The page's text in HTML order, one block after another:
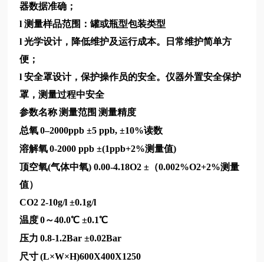
器数据准确；
l 测量样品范围：罐或瓶型包装类型
l 光学设计，降低维护及运行成本。日常维护简单方
便；
l 安全罩设计，保护操作员的安全。仪器外置安全保护
罩，测量过程中安全
参数名称测量范围 测量精度
总氧 0–2000ppb ±5 ppb, ±10%读数
溶解氧 0-2000 ppb ±(1ppb+2%测量值)
顶空氧(气体中氧) 0.00-4.18O2 ±（0.002%O2+2%测量
值）
CO2 2-10g/l ±0.1g/l
温度 0～40.0℃ ±0.1℃
压力 0.8-1.2Bar ±0.02Bar
尺寸 (L×W×H)600X400X1250